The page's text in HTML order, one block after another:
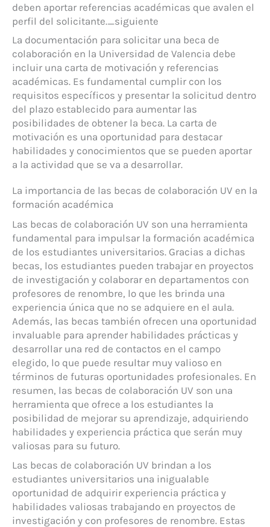
deben aportar referencias académicas que avalen el
perfil del solicitante._siguiente
La documentación para solicitar una beca de
colaboración en la Universidad de Valencia debe
incluir una carta de motivación y referencias
académicas. Es fundamental cumplir con los
requisitos específicos y presentar la solicitud dentro
del plazo establecido para aumentar las
posibilidades de obtener la beca. La carta de
motivación es una oportunidad para destacar
habilidades y conocimientos que se pueden aportar
a la actividad que se va a desarrollar.
La importancia de las becas de colaboración UV en la
formación académica
Las becas de colaboración UV son una herramienta
fundamental para impulsar la formación académica
de los estudiantes universitarios. Gracias a dichas
becas, los estudiantes pueden trabajar en proyectos
de investigación y colaborar en departamentos con
profesores de renombre, lo que les brinda una
experiencia única que no se adquiere en el aula.
Además, las becas también ofrecen una oportunidad
invaluable para aprender habilidades prácticas y
desarrollar una red de contactos en el campo
elegido, lo que puede resultar muy valioso en
términos de futuras oportunidades profesionales. En
resumen, las becas de colaboración UV son una
herramienta que ofrece a los estudiantes la
posibilidad de mejorar su aprendizaje, adquiriendo
habilidades y experiencia práctica que serán muy
valiosas para su futuro.
Las becas de colaboración UV brindan a los
estudiantes universitarios una inigualable
oportunidad de adquirir experiencia práctica y
habilidades valiosas trabajando en proyectos de
investigación y con profesores de renombre. Estas